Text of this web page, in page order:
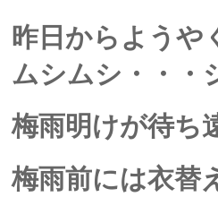
昨日からようや
ムシムシ・・・
梅雨明けが待ち
梅雨前には衣替